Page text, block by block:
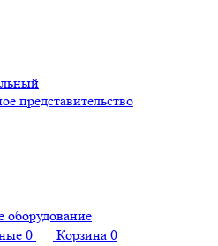
представительство
0 Корзина 0